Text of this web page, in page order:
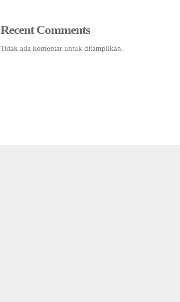
Recent Comments
Tidak ada komentar untuk ditampilkan.